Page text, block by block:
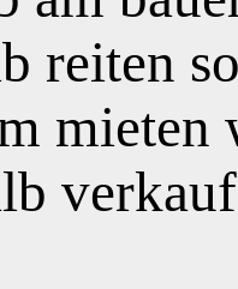
reiten
mieten